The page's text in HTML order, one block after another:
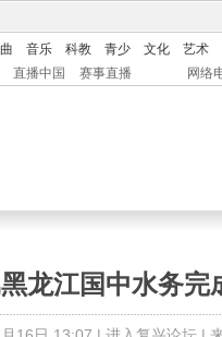
音乐 科教 青少 文化
艺术
直播中国 赛事直播 网络
龙江国中水务完